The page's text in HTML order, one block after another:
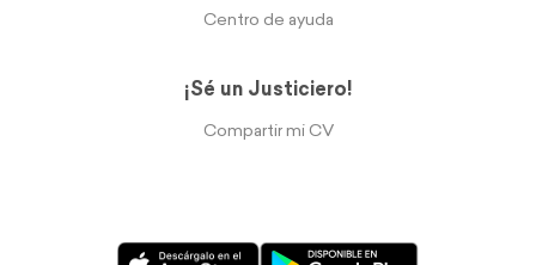
Centro de ayuda
¡Sé un Justiciero!
Compartir mi CV